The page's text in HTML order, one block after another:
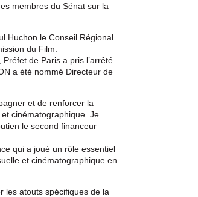
membres du Sénat sur la
Huchon le Conseil Régional
du Film.
de Paris a pris l’arrêté
a été nommé Directeur de
et de renforcer la
cinématographique. Je
le second financeur
qui a joué un rôle essentiel
et cinématographique en
les atouts spécifiques de la